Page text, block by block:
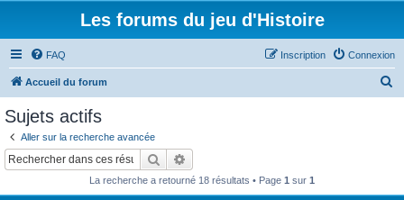
Les forums du jeu d'Histoire
FAQ Connexion
Inscription
Accueil du forum
Sujets actifs
Aller sur la recherche avancée
Rechercher
La recherche a retourné 18 résultats • Page 1 sur 1